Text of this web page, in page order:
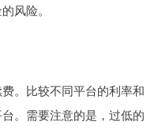
风险。
。比较不同平台的利率和
。需要注意的是，过低的